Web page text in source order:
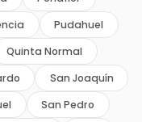
Pudahuel
Quinta Normal
San Joaquín
San Pedro